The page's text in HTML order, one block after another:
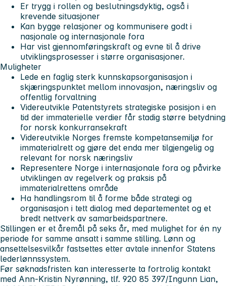
Er trygg i rollen og beslutningsdyktig, også i
krevende situasjoner
Kan bygge relasjoner og kommunisere godt i
nasjonale og internasjonale fora
Har vist gjennomføringskraft og evne til å drive
utviklingsprosesser i større organisasjoner.
Muligheter
Lede en faglig sterk kunnskapsorganisasjon i
skjæringspunktet mellom innovasjon, næringsliv og
offentlig forvaltning
Videreutvikle Patentstyrets strategiske posisjon i en
tid der immaterielle verdier får stadig større betydning
for norsk konkurransekraft
Videreutvikle Norges fremste kompetansemiljø for
immaterialrett og gjøre det enda mer tilgjengelig og
relevant for norsk næringsliv
Representere Norge i internasjonale fora og påvirke
utviklingen av regelverk og praksis på
immaterialrettens område
Ha handlingsrom til å forme både strategi og
organisasjon i tett dialog med departementet og et
bredt nettverk av samarbeidspartnere.
Stillingen er et åremål på seks år, med mulighet for én ny
periode for samme ansatt i samme stilling. Lønn og
ansettelsesvilkår fastsettes etter avtale innenfor Statens
lederlønnssystem.
Før søknadsfristen kan interesserte ta fortrolig kontakt
med Ann-Kristin Nyrønning, tlf. 920 85 397/Ingunn Lian,